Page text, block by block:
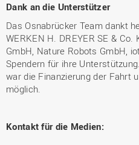
Dank an die Unterstützer
Das Osnabrücker Team dankt
WERKEN H. DREYER SE &
GmbH, Nature Robots GmbH,
Spendern für ihre
war die Finanzierung der Fahrt
möglich.
Kontakt für die Medien: